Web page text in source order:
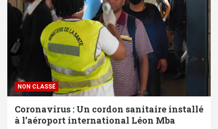
NON CLASSÉ
Coronavirus : Un cordon sanitaire installé
à l’aéroport international Léon Mba